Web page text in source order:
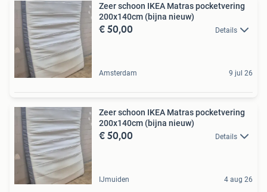
Zeer schoon IKEA Matras pocketvering
200x140cm (bijna nieuw)
€ 50,00 Details
Amsterdam 9 jul 26
Zeer schoon IKEA Matras pocketvering
200x140cm (bijna nieuw)
€ 50,00 Details
IJmuiden 4 aug 26